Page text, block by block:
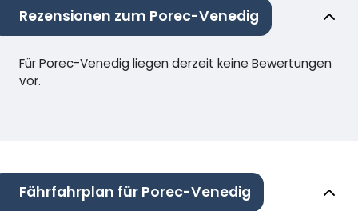
Rezensionen zum Porec-Venedig
Für Porec-Venedig liegen derzeit keine Bewertungen
vor.
Fährfahrplan für Porec-Venedig